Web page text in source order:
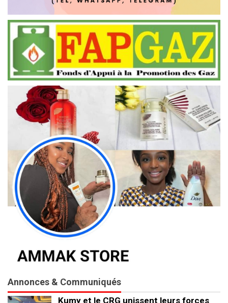
Annonces & Communiqués
Kumy et le CRG unissent leurs forces